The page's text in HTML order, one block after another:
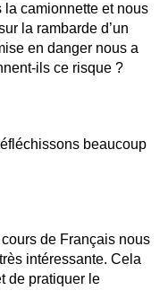
de Français nous
intéressante. Cela
de pratiquer le
beaucoup
camionnette et nous
la rambarde d’un
en danger nous a
ils ce risque ?